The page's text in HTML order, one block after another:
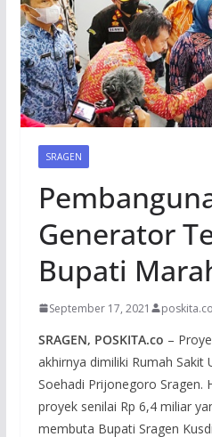
SRAGEN
Generator
Bupati
September 17, 2021 poskita.co
SRAGEN, POSKITA.co –
akhirnya dimiliki Rumah Sakit
Soehadi Prijonegoro Sragen.
proyek senilai Rp 6,4 miliar
membuta Bupati Sragen